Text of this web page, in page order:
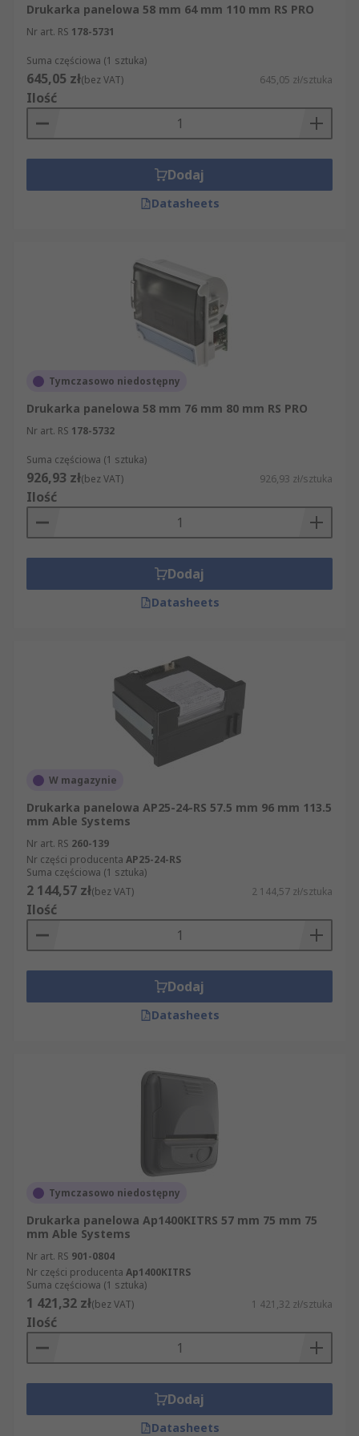
panelowe.
Drukarka panelowa 58 mm 64 mm 110 mm RS PRO
Nr art. RS 178-5731
Suma częściowa (1 sztuka)
645,05 zł(bez VAT) 645,05 zł/sztuka
Ilość
Dodaj
Datasheets
Tymczasowo niedostępny
Drukarka panelowa 58 mm 76 mm 80 mm RS PRO
Nr art. RS 178-5732
Suma częściowa (1 sztuka)
926,93 zł(bez VAT) 926,93 zł/sztuka
Ilość
Dodaj
Datasheets
W magazynie
Drukarka panelowa AP25-24-RS 57.5 mm 96 mm 113.5
mm Able Systems
Nr art. RS 260-139
Nr części producenta AP25-24-RS
Suma częściowa (1 sztuka)
2 144,57 zł(bez VAT) 2 144,57 zł/sztuka
Ilość
Dodaj
Datasheets
Tymczasowo niedostępny
Drukarka panelowa Ap1400KITRS 57 mm 75 mm 75
mm Able Systems
Nr art. RS 901-0804
Nr części producenta Ap1400KITRS
Suma częściowa (1 sztuka)
1 421,32 zł(bez VAT) 1 421,32 zł/sztuka
Ilość
Dodaj
Datasheets